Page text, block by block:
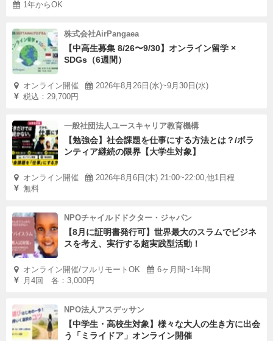
1年からOK
株式会社AirPangaea
【中高生募集 8/26〜9/30】オンライン留学 ×
SDGs（6週間）
オンライン開催
2026年8月26日(水)~9月30日(水)
税込：29,700円
一般社団法人ユースキャリア教育機構
【勉強会】社会課題を仕事にする方法とは？/ボラ
ンティア継続の限界【大学生対象】
オンライン開催
2026年8月6日(木) 21:00~22:00,他1日程
無料
NPOチャイルドドクター・ジャパン
【8月に証明書発行可】世界最大のスラムでビジネ
スを考え、実行する超実践型活動！
オンライン開催/フルリモートOK
6ヶ月間~1年間
月4回 各：3,000円
NPO法人アスデッサン
【中学生・高校生対象】様々な大人の生き方に出会
う「ミライドア」オンライン開催